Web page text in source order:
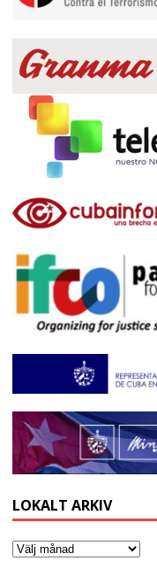
LOKALT ARKIV